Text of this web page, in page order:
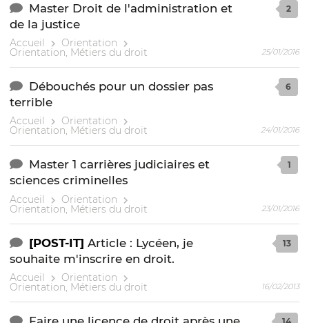
Master Droit de l'administration et
de la justice
Accueil Orientation
Orientation, Métiers du droit
2
25/01/2016
Débouchés pour un dossier pas
terrible
Accueil Orientation
Orientation, Métiers du droit
6
24/01/2016
Master 1 carrières judiciaires et
sciences criminelles
Accueil Orientation
Orientation, Métiers du droit
1
23/01/2016
[POST-IT] Article : Lycéen, je
souhaite m'inscrire en droit.
Accueil Orientation
Orientation, Métiers du droit
13
16/02/2013